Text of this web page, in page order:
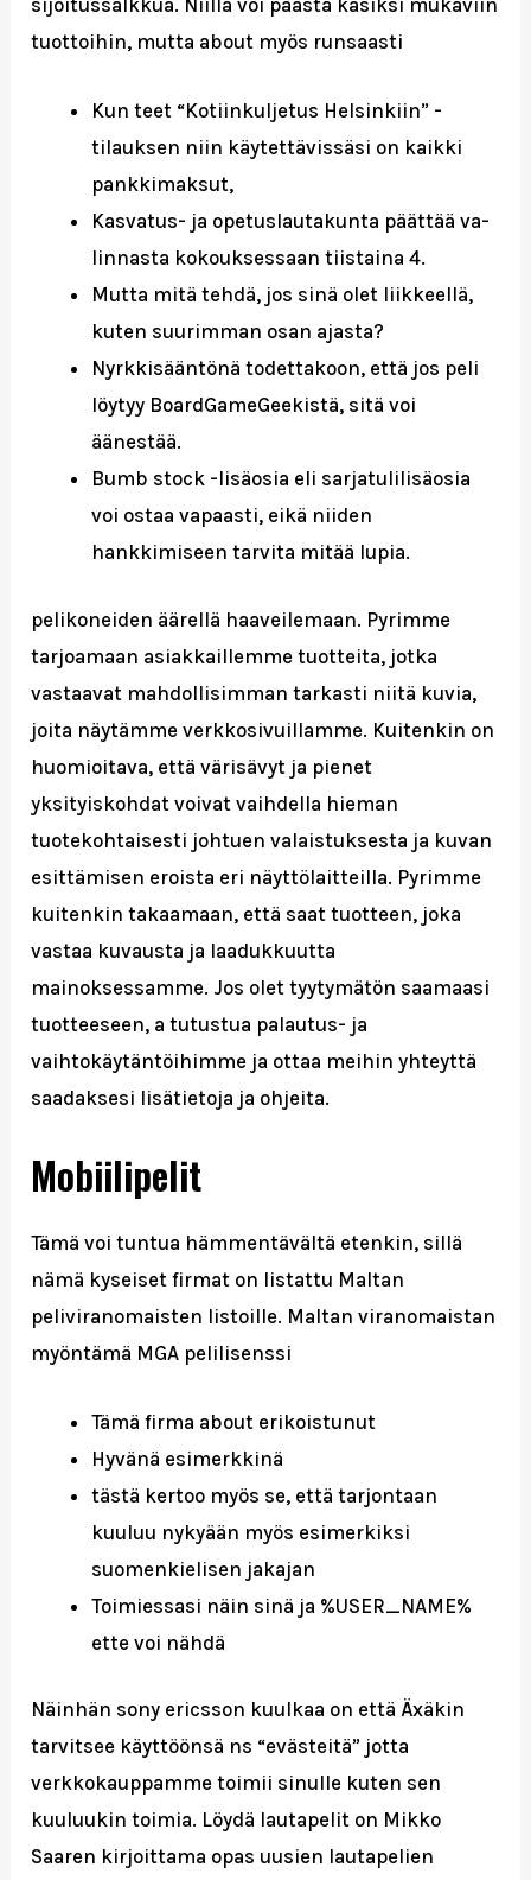
tuottoihin, mutta about myös runsaasti
Kun teet “Kotiinkuljetus Helsinkiin” -
tilauksen niin käytettävissäsi on kaikki
pankkimaksut,
Kas­va­tus- ja ope­tus­lau­ta­kun­ta päät­tää va­
lin­nas­ta ko­kouk­ses­saan tiis­tai­na 4.
Mutta mitä tehdä, jos sinä olet liikkeellä,
kuten suurimman osan ajasta?
Nyrkkisääntönä todettakoon, että jos peli
löytyy BoardGameGeekistä, sitä voi
äänestää.
Bumb stock -lisäosia eli sarjatulilisäosia
voi ostaa vapaasti, eikä niiden
hankkimiseen tarvita mitää lupia.
pelikoneiden äärellä haaveilemaan. Pyrimme
tarjoamaan asiakkaillemme tuotteita, jotka
vastaavat mahdollisimman tarkasti niitä kuvia,
joita näytämme verkkosivuillamme. Kuitenkin on
huomioitava, että värisävyt ja pienet
yksityiskohdat voivat vaihdella hieman
tuotekohtaisesti johtuen valaistuksesta ja kuvan
esittämisen eroista eri näyttölaitteilla. Pyrimme
kuitenkin takaamaan, että saat tuotteen, joka
vastaa kuvausta ja laadukkuutta
mainoksessamme. Jos olet tyytymätön saamaasi
tuotteeseen, a tutustua palautus- ja
vaihtokäytäntöihimme ja ottaa meihin yhteyttä
saadaksesi lisätietoja ja ohjeita.
Mobiilipelit
Tämä voi tuntua hämmentävältä etenkin, sillä
nämä kyseiset firmat on listattu Maltan
peliviranomaisten listoille. Maltan viranomaistan
myöntämä MGA pelilisenssi
Tämä firma about erikoistunut
Hyvänä esimerkkinä
tästä kertoo myös se, että tarjontaan
kuuluu nykyään myös esimerkiksi
suomenkielisen jakajan
Toimiessasi näin sinä ja %USER_NAME%
ette voi nähdä
Näinhän sony ericsson kuulkaa on että Äxäkin
tarvitsee käyttöönsä ns “evästeitä” jotta
verkkokauppamme toimii sinulle kuten sen
kuuluukin toimia. Löydä lautapelit on Mikko
Saaren kirjoittama opas uusien lautapelien